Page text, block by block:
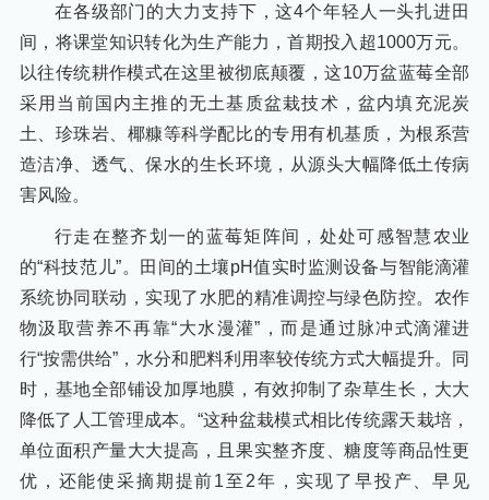
在各级部门的大力支持下，这4个年轻人一头扎进田
间，将课堂知识转化为生产能力，首期投入超1000万元。
以往传统耕作模式在这里被彻底颠覆，这10万盆蓝莓全部
采用当前国内主推的无土基质盆栽技术，盆内填充泥炭
土、珍珠岩、椰糠等科学配比的专用有机基质，为根系营
造洁净、透气、保水的生长环境，从源头大幅降低土传病
害风险。
行走在整齐划一的蓝莓矩阵间，处处可感智慧农业
的“科技范儿”。田间的土壤pH值实时监测设备与智能滴灌
系统协同联动，实现了水肥的精准调控与绿色防控。农作
物汲取营养不再靠“大水漫灌”，而是通过脉冲式滴灌进
行“按需供给”，水分和肥料利用率较传统方式大幅提升。同
时，基地全部铺设加厚地膜，有效抑制了杂草生长，大大
降低了人工管理成本。“这种盆栽模式相比传统露天栽培，
单位面积产量大大提高，且果实整齐度、糖度等商品性更
优，还能使采摘期提前1至2年，实现了早投产、早见